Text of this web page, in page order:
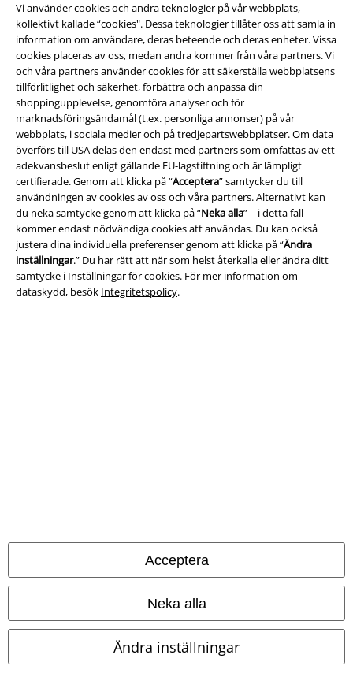
Vi använder cookies och andra teknologier på vår webbplats,
kollektivt kallade “cookies". Dessa teknologier tillåter oss att samla in
information om användare, deras beteende och deras enheter. Vissa
cookies placeras av oss, medan andra kommer från våra partners. Vi
och våra partners använder cookies för att säkerställa webbplatsens
tillförlitlighet och säkerhet, förbättra och anpassa din
shoppingupplevelse, genomföra analyser och för
marknadsföringsändamål (t.ex. personliga annonser) på vår
webbplats, i sociala medier och på tredjepartswebbplatser. Om data
överförs till USA delas den endast med partners som omfattas av ett
adekvansbeslut enligt gällande EU-lagstiftning och är lämpligt
certifierade. Genom att klicka på “Acceptera” samtycker du till
användningen av cookies av oss och våra partners. Alternativt kan
du neka samtycke genom att klicka på “Neka alla” – i detta fall
kommer endast nödvändiga cookies att användas. Du kan också
justera dina individuella preferenser genom att klicka på “Ändra
inställningar.” Du har rätt att när som helst återkalla eller ändra ditt
samtycke i Inställningar för cookies. För mer information om
dataskydd, besök Integritetspolicy.
Acceptera
Neka alla
Ändra inställningar
% Få kvar i lager
Från309:-
Sonny Dress
Timeless London
% Få kvar i lager
649:-
619:- 519:-